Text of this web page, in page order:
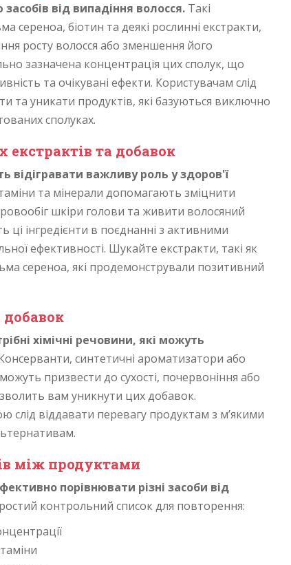
від випадіння волосся. Такі
сереноа, біотин та деякі рослинні екстракти,
росту волосся або зменшення його
зазначена концентрація цих сполук, що
та очікувані ефекти. Користувачам слід
та уникати продуктів, які базуються виключно
сполуках.
та добавок
відігравати важливу роль у здоров'ї
та мінерали допомагають зміцнити
шкіри голови та живити волосяний
ці інгредієнти в поєднанні з активними
ефективності. Шукайте екстракти, такі як
сереноа, які продемонстрували позитивний
хімічні речовини, які можуть
синтетичні ароматизатори або
призвести до сухості, почервоніння або
вам уникнути цих добавок.
слід віддавати перевагу продуктам з м’якими
між продуктами
порівнювати різні засоби від
контрольний список для повторення: